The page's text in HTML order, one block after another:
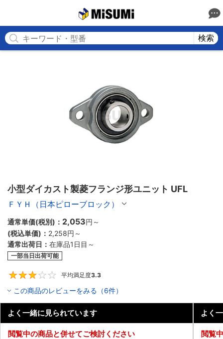
検索
小型ダイカスト製菱フランジ形ユニット UFL
ＦＹＨ（日本ピローブロック）
通常単価(税別)： 2,053円 ～
(税込単価)： 2,258円 ～
通常出荷日： 在庫品1日目～
一部当日出荷可能
平均満足度3.3
この商品のレビューをみる（6件）
よく一緒に見られています
閲覧中の商品と併せてご検討ください
よく
閲覧